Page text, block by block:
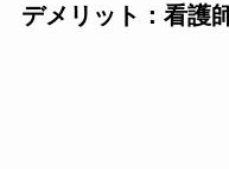
デメリット：看護